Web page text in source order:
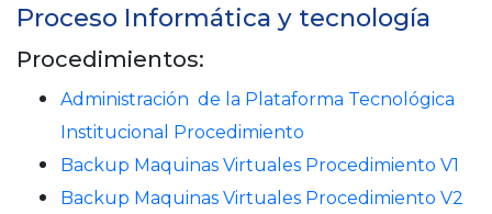
Proceso Informática y tecnología
Procedimientos:
Administración de la Plataforma Tecnológica
Institucional Procedimiento
Backup Maquinas Virtuales Procedimiento V1
Backup Maquinas Virtuales Procedimiento V2